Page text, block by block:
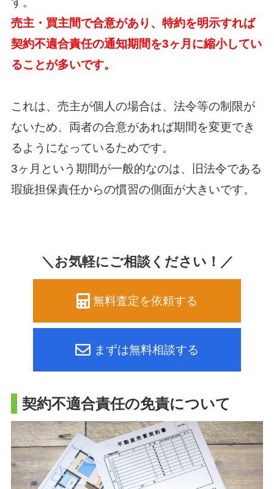
売主・買主間で合意があり、特約を明示すれば
契約不適合責任の通知期間を3ヶ月に縮小してい
ることが多いです。
これは、売主が個人の場合は、法令等の制限が
ないため、 両者の合意があれば期間を変更でき
るようになっているためです。
3ヶ月という期間が一般的なのは、旧法令である
瑕疵担保責任からの慣習の側面が大きいです。
＼お気軽にご相談ください！／
無料査定を依頼する
まずは無料相談する
契約不適合責任の免責について